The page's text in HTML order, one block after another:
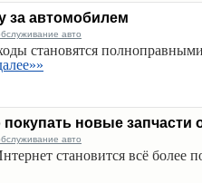
за автомобилем
авто
становятся
новые запчасти
авто
становится всё более